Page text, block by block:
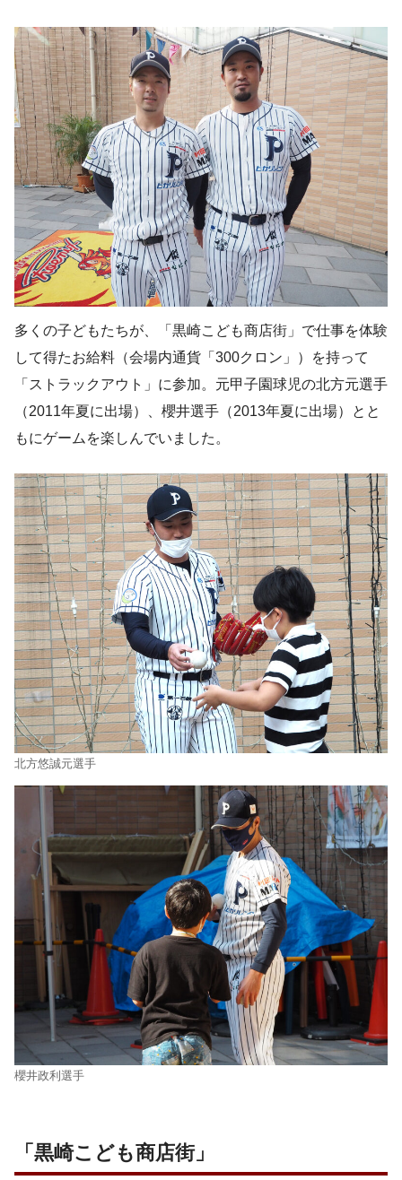
多くの子どもたちが、「黒崎こども商店街」で仕事を体験
して得たお給料（会場内通貨「300クロン」）を持って
「ストラックアウト」に参加。元甲子園球児の北方元選手
（2011年夏に出場）、櫻井選手（2013年夏に出場）とと
もにゲームを楽しんでいました。
北方悠誠元選手
櫻井政利選手
「黒崎こども商店街」